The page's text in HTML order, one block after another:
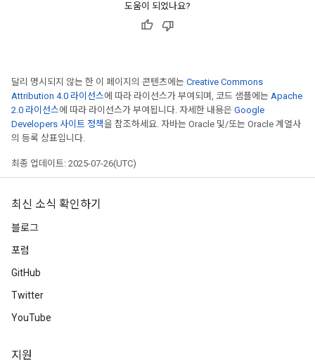
도움이 되었나요?
달리 명시되지 않는 한 이 페이지의 콘텐츠에는 Creative Commons
Attribution 4.0 라이선스에 따라 라이선스가 부여되며, 코드 샘플에는 Apache
2.0 라이선스에 따라 라이선스가 부여됩니다. 자세한 내용은 Google
Developers 사이트 정책을 참조하세요. 자바는 Oracle 및/또는 Oracle 계열사
의 등록 상표입니다.
최종 업데이트: 2025-07-26(UTC)
최신 소식 확인하기
블로그
포럼
GitHub
Twitter
YouTube
지원